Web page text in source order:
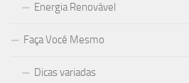
Energia Renovável
Faça Você Mesmo
Dicas variadas